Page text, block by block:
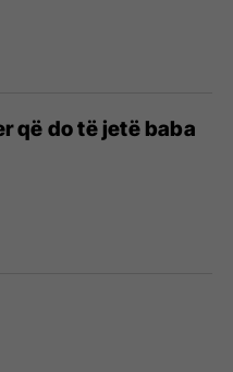
që do të jetë baba